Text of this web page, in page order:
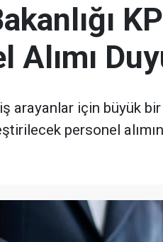
Alımı
iş arayanlar için büyük
personel